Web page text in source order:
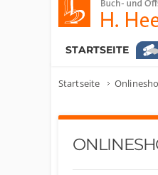
STARTSEITE
Startseite